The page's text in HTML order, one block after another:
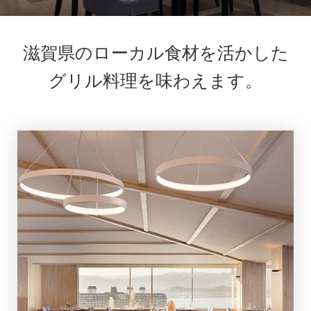
滋賀県のローカル食材を活かした
グリル料理を味わえます。